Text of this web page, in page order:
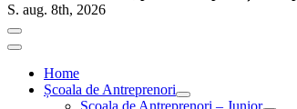
S. aug. 8th, 2026
Home
Școala de Antreprenori